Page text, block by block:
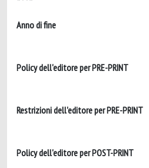
Anno di fine
Policy dell'editore per PRE-PRINT
Restrizioni dell'editore per PRE-PRINT
Policy dell'editore per POST-PRINT